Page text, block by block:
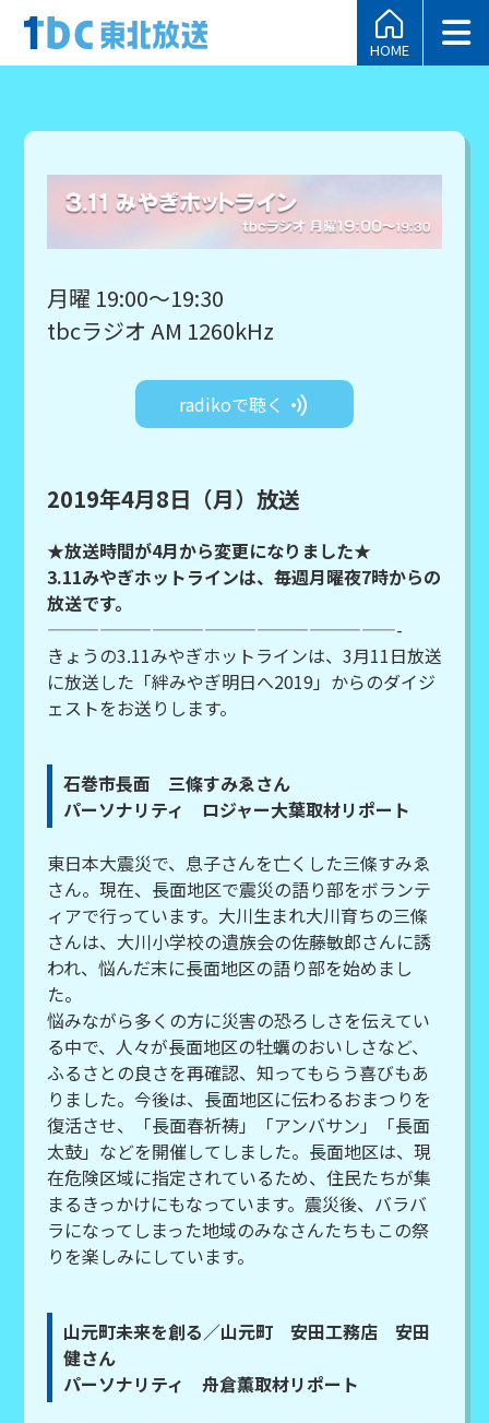
HOME
月曜 19:00～19:30
tbcラジオ AM 1260kHz
radikoで聴く
2019年4月8日（月）放送
★放送時間が4月から変更になりました★
3.11みやぎホットラインは、毎週月曜夜7時からの
放送です。
————————————————————-
きょうの3.11みやぎホットラインは、3月11日放送
に放送した「絆みやぎ明日へ2019」からのダイジ
ェストをお送りします。
石巻市長面 三條すみゑさん
パーソナリティ ロジャー大葉取材リポート
東日本大震災で、息子さんを亡くした三條すみゑ
さん。現在、長面地区で震災の語り部をボランテ
ィアで行っています。大川生まれ大川育ちの三條
さんは、大川小学校の遺族会の佐藤敏郎さんに誘
われ、悩んだ末に長面地区の語り部を始めまし
た。
悩みながら多くの方に災害の恐ろしさを伝えてい
る中で、人々が長面地区の牡蠣のおいしさなど、
ふるさとの良さを再確認、知ってもらう喜びもあ
りました。今後は、長面地区に伝わるおまつりを
復活させ、「長面春祈祷」「アンバサン」「長面
太鼓」などを開催してしました。長面地区は、現
在危険区域に指定されているため、住民たちが集
まるきっかけにもなっています。震災後、バラバ
ラになってしまった地域のみなさんたちもこの祭
りを楽しみにしています。
山元町未来を創る／山元町 安田工務店 安田
健さん
パーソナリティ 舟倉薫取材リポート